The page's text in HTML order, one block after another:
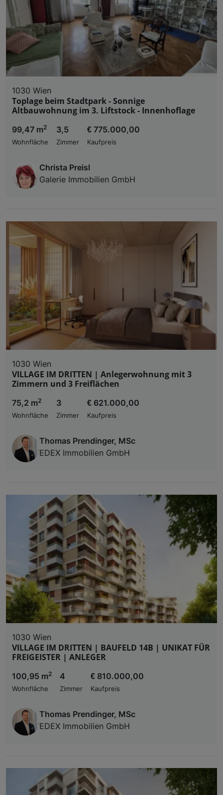
1030 Wien
Toplage beim Stadtpark - Sonnige
Altbauwohnung im 3. Liftstock - Innenhoflage
99,47 m2
Wohnfläche
3,5
Zimmer
€ 775.000,00
Kaufpreis
Christa Preisl
Galerie Immobilien GmbH
1030 Wien
VILLAGE IM DRITTEN | Anlegerwohnung mit 3
Zimmern und 3 Freiflächen
75,2 m2
Wohnfläche
3
Zimmer
€ 621.000,00
Kaufpreis
Thomas Prendinger, MSc
EDEX Immobilien GmbH
1030 Wien
VILLAGE IM DRITTEN | BAUFELD 14B | UNIKAT FÜR
FREIGEISTER | ANLEGER
100,95 m2
Wohnfläche
4
Zimmer
€ 810.000,00
Kaufpreis
Thomas Prendinger, MSc
EDEX Immobilien GmbH